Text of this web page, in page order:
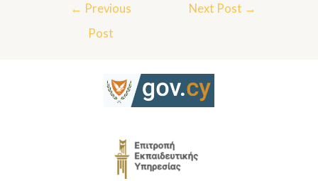
← Previous
Post
Next Post →